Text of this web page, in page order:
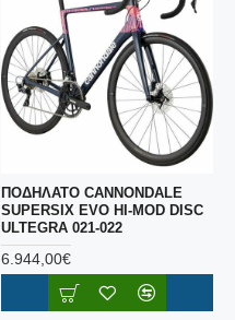
ΠΟΔΗΛΑΤΟ CANNONDALE
SUPERSIX EVO HI-MOD DISC
ULTEGRA 021-022
6.944,00€